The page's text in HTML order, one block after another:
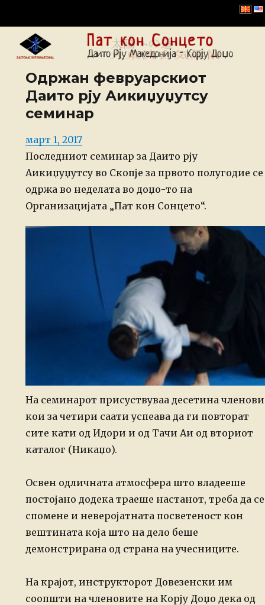
Даито Рју Корју Доџо –
Македонија
Одржан февруарскиот
Даито рју Аикиџуџутсу
семинар
Posted
on
март 1, 2017
Последниот семинар за Даито рју
Аикиџуџутсу во Скопје за првото полугодие се
одржа во неделата во доџо-то на
Организацијата „Пат кон Сонцето“.
На семинарот присуствуваа десетина членови
кои за четири саати успеава да ги повторат
сите кати од Идори и од Тачи Аи од вториот
каталог (Никаџо).
Освен одличната атмосфера што владееше
постојано додека траеше настанот, треба да се
спомене и неверојатната посветеност кон
вештината која што на дело беше
демонстрирана од страна на учесниците.
На крајот, инструкторот Довезенски им
соопшти на членовите на Корју Доџо дека од